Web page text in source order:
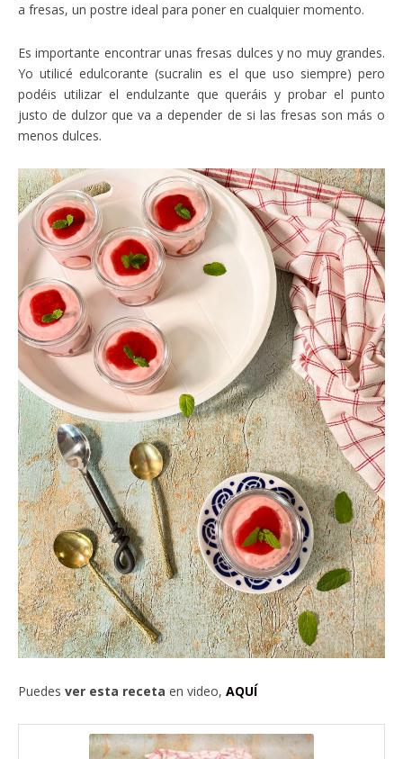
a fresas, un postre ideal para poner en cualquier momento.
Es importante encontrar unas fresas dulces y no muy grandes.
Yo utilicé edulcorante (sucralin es el que uso siempre) pero
podéis utilizar el endulzante que queráis y probar el punto
justo de dulzor que va a depender de si las fresas son más o
menos dulces.
Puedes ver esta receta en video, AQUÍ